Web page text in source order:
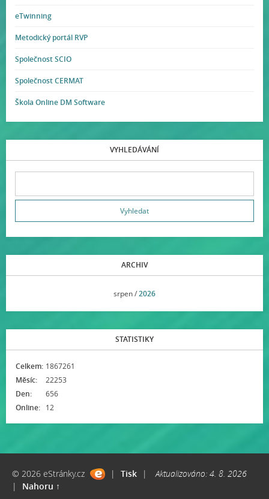
eTwinning
Metodický portál RVP
Společnost SCIO
Společnost CERMAT
Škola Online DM Software
VYHLEDÁVÁNÍ
ARCHIV
srpen /2026
STATISTIKY
Online: 12
Celkem: 1867261
Měsíc:
22253
Den:
656
© 2026 eStránky.cz | Tisk |
Aktualizováno: 4. 8. 2026
|
Nahoru ↑